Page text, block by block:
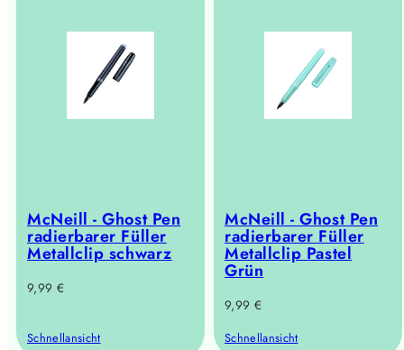
McNeill - Ghost Pen
radierbarer Füller
Metallclip schwarz
Regulärer
9,99 €
Schnellansicht
McNeill - Ghost Pen
radierbarer Füller
Metallclip Pastel
Grün
Regulärer
9,99 €
Schnellansicht